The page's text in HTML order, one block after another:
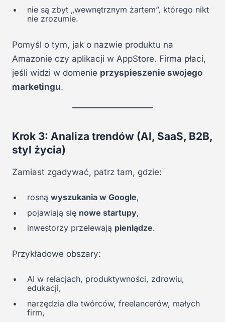
nie są zbyt „wewnętrznym żartem”, którego nikt
nie zrozumie.
Pomyśl o tym, jak o nazwie produktu na
Amazonie czy aplikacji w AppStore. Firma płaci,
jeśli widzi w domenie przyspieszenie swojego
marketingu.
Krok 3: Analiza trendów (AI, SaaS, B2B,
styl życia)
Zamiast zgadywać, patrz tam, gdzie:
rosną wyszukania w Google,
pojawiają się nowe startupy,
inwestorzy przelewają pieniądze.
Przykładowe obszary:
AI w relacjach, produktywności, zdrowiu,
edukacji,
narzędzia dla twórców, freelancerów, małych
firm,